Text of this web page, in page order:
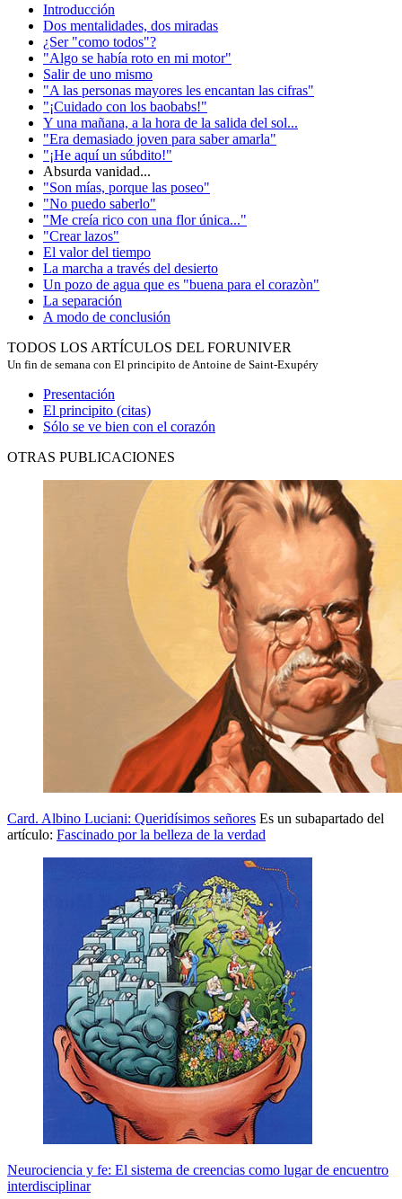
Introducción
Dos mentalidades, dos miradas
¿Ser "como todos"?
"Algo se había roto en mi motor"
Salir de uno mismo
"A las personas mayores les encantan las cifras"
"¡Cuidado con los baobabs!"
Y una mañana, a la hora de la salida del sol...
"Era demasiado joven para saber amarla"
"¡He aquí un súbdito!"
Absurda vanidad...
"Son mías, porque las poseo"
"No puedo saberlo"
"Me creía rico con una flor única..."
"Crear lazos"
El valor del tiempo
La marcha a través del desierto
Un pozo de agua que es "buena para el corazòn"
La separación
A modo de conclusión
TODOS LOS ARTÍCULOS DEL FORUNIVER
Un fin de semana con El principito de Antoine de Saint-Exupéry
Presentación
El principito (citas)
Sólo se ve bien con el corazón
OTRAS PUBLICACIONES
Card. Albino Luciani: Queridísimos señores Es un subapartado del
artículo: Fascinado por la belleza de la verdad
Neurociencia y fe: El sistema de creencias como lugar de encuentro
interdisciplinar